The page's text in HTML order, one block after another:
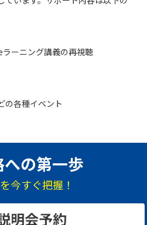
ーニング講義の再視聴
の各種イベント
への第一歩
今すぐ把握！